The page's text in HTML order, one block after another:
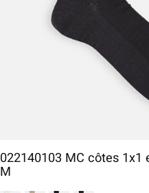
022140103 MC côtes
M